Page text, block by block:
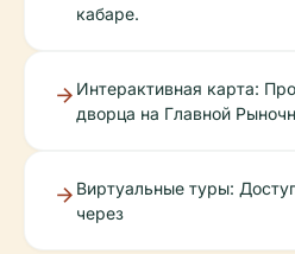
кабаре.
Интерактивная карта:
дворца на Главной
Виртуальные туры:
через